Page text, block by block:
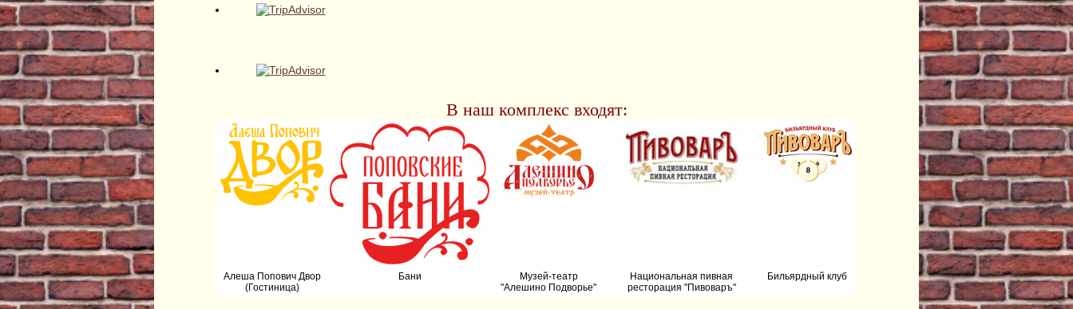
В наш комплекс входят:
Алеша Попович Двор
(Гостиница)
Бани
Музей-театр
"Алешино Подворье"
Национальная пивная
ресторация "Пивоваръ"
Бильярдный клуб